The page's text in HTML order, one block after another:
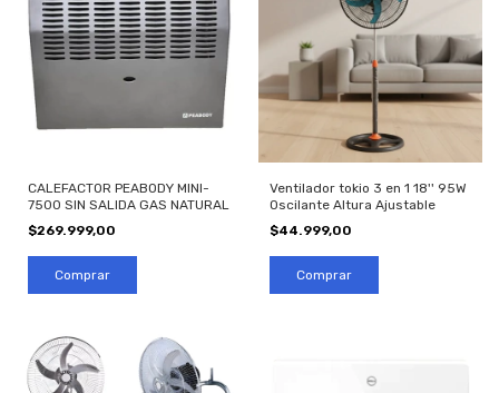
CALEFACTOR PEABODY MINI-
7500 SIN SALIDA GAS NATURAL
$269.999,00
Ventilador tokio 3 en 1 18'' 95W
Oscilante Altura Ajustable
$44.999,00